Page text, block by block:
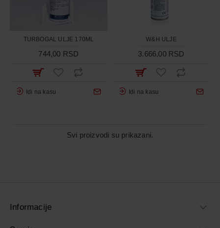
TURBOGAL ULJE 170ML
744,00 RSD
Idi na kasu
W&H ULJE
3.666,00 RSD
Idi na kasu
Svi proizvodi su prikazani.
Informacije